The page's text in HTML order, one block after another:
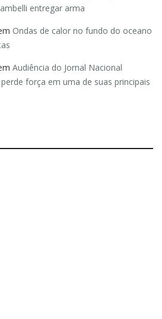
entregar arma
Ondas de calor no fundo do oceano
Audiência do Jornal Nacional
força em uma de suas principais